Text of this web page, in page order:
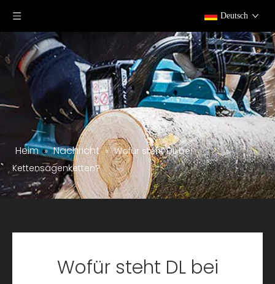
Deutsch
Heim » Nachricht » Wofür steht DL bei
Kettensägenketten?
Wofür steht DL bei